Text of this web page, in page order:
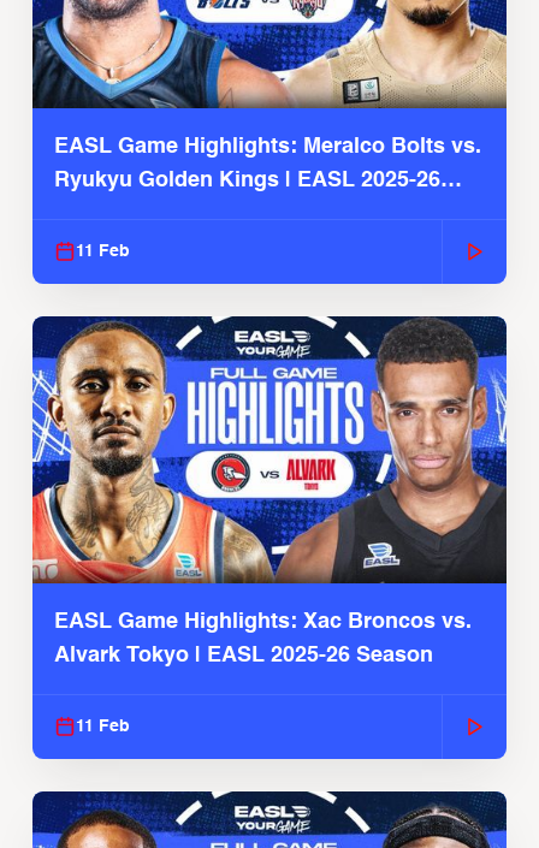
EASL Game Highlights: Meralco Bolts vs.
Ryukyu Golden Kings | EASL 2025-26
11 Feb
EASL Game Highlights: Xac Broncos vs.
Alvark Tokyo | EASL 2025-26 Season
11 Feb